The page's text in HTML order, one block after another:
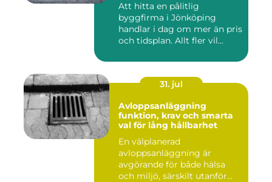
Att hitta en pålitlig
byggfirma i Jönköping
handlar i dag om mer än pris
och tidsplan. Allt fler vil...
31. jul
Avloppsanläggning
funktion, krav och smarta
val för lång hållbarhet
En välplanerad
avloppsanläggning är
avgörande för både hälsa
och miljö, särskilt utanför